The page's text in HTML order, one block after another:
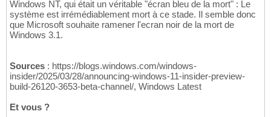
Windows NT, qui était un véritable "écran bleu de la mort" : Le
système est irrémédiablement mort à ce stade. Il semble donc
que Microsoft souhaite ramener l'ecran noir de la mort de
Windows 3.1.
Sources : https://blogs.windows.com/windows-
insider/2025/03/28/announcing-windows-11-insider-preview-
build-26120-3653-beta-channel/, Windows Latest
Et vous ?